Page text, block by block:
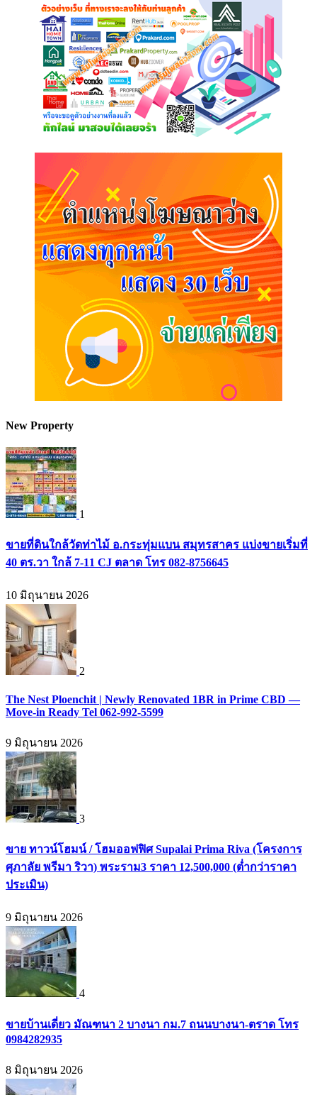
New Property
1
ขายที่ดินใกล้วัดท่าไม้ อ.กระทุ่มแบน สมุทรสาคร แบ่งขายเริ่มที่
40 ตร.วา ใกล้ 7-11 CJ ตลาด โทร 082-8756645
10 มิถุนายน 2026
2
The Nest Ploenchit | Newly Renovated 1BR in Prime CBD —
Move-in Ready Tel 062-992-5599
9 มิถุนายน 2026
3
ขาย ทาวน์โฮมน์ / โฮมออฟฟิศ Supalai Prima Riva (โครงการ
ศุภาลัย พรีมา ริวา) พระราม3 ราคา 12,500,000 (ต่ำกว่าราคา
ประเมิน)
9 มิถุนายน 2026
4
ขายบ้านเดี่ยว มัณฑนา 2 บางนา กม.7 ถนนบางนา-ตราด โทร
0984282935
8 มิถุนายน 2026